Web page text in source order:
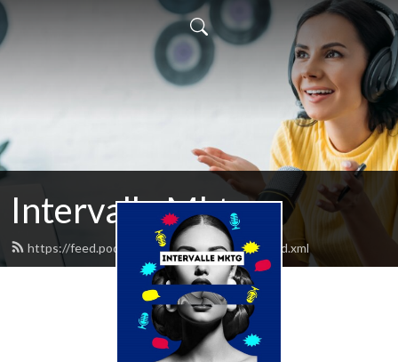
Intervalle Mktg
https://feed.podbean.com/intervallemktg/feed.xml